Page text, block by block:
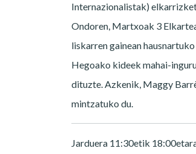
Internazionalistak)
Ondoren, Martxoak 3
liskarren gainean
Hegoako kideek mahai-
dituzte. Azkenik, Maggy
mintzatuko du.
Jarduera 11:30etik